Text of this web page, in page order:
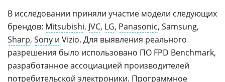
В исследовании приняли участие модели следующих
брендов: Mitsubishi, JVC, LG, Panasonic, Samsung,
Sharp, Sony и Vizio. Для выявления реального
разрешения было использовано ПО FPD Benchmark,
разработанное ассоциацией производителей
потребительской электроники. Программное